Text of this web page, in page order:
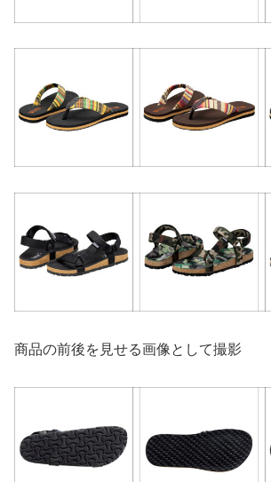
商品の前後を見せる画像として撮影